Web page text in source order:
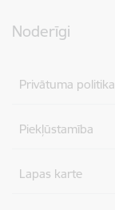
Noderīgi
Privātuma politika
Piekļūstamība
Lapas karte